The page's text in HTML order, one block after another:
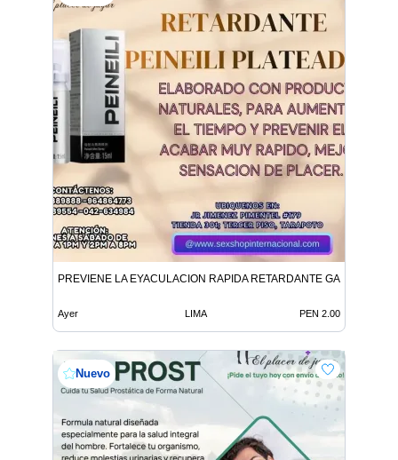
PREVIENE LA EYACULACION RAPIDA RETARDANTE
Ayer LIMA PEN 2.00
Nuevo